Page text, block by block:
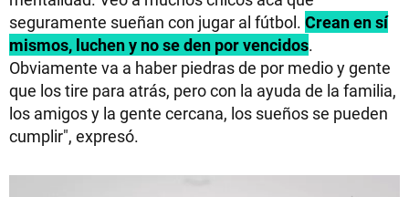
seguramente sueñan con jugar al fútbol. Crean en sí
mismos, luchen y no se den por vencidos.
Obviamente va a haber piedras de por medio y gente
que los tire para atrás, pero con la ayuda de la familia,
los amigos y la gente cercana, los sueños se pueden
cumplir", expresó.